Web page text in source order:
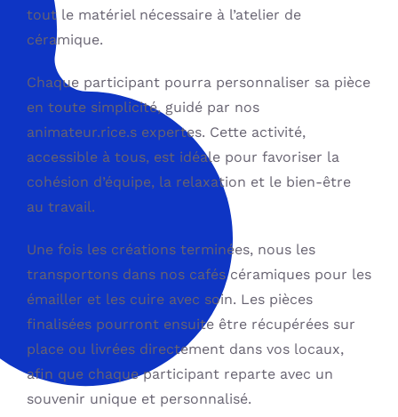
tout le matériel nécessaire à l’atelier de
céramique.
Chaque participant pourra personnaliser sa pièce
en toute simplicité, guidé par nos
animateur.rice.s expertes. Cette activité,
accessible à tous, est idéale pour favoriser la
cohésion d’équipe, la relaxation et le bien-être
au travail.
Une fois les créations terminées, nous les
transportons dans nos cafés céramiques pour les
émailler et les cuire avec soin. Les pièces
finalisées pourront ensuite être récupérées sur
place ou livrées directement dans vos locaux,
afin que chaque participant reparte avec un
souvenir unique et personnalisé.